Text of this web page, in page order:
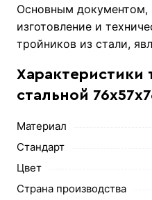
Основным
изготовление и
тройников из стали,
Характеристики
стальной
Материал
Стандарт
Цвет
Страна производства